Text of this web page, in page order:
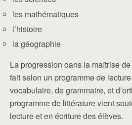
les mathématiques
l’histoire
la géographie
La progression dans la maîtrise
fait selon un programme de
vocabulaire, de grammaire, et
programme de littérature vient
lecture et en écriture des élèves.